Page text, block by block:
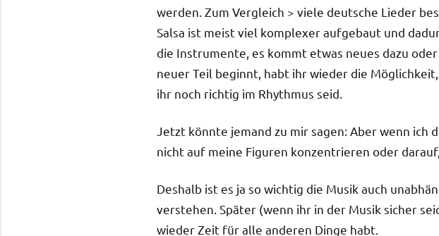
werden. Zum Vergleich > viele deutsche Lieder
Salsa ist meist viel komplexer aufgebaut und
die Instrumente, es kommt etwas neues dazu
neuer Teil beginnt, habt ihr wieder die
ihr noch richtig im Rhythmus seid.
Jetzt könnte jemand zu mir sagen: Aber wenn ich
nicht auf meine Figuren konzentrieren oder
Deshalb ist es ja so wichtig die Musik auch
verstehen. Später (wenn ihr in der Musik sicher
wieder Zeit für alle anderen Dinge habt.